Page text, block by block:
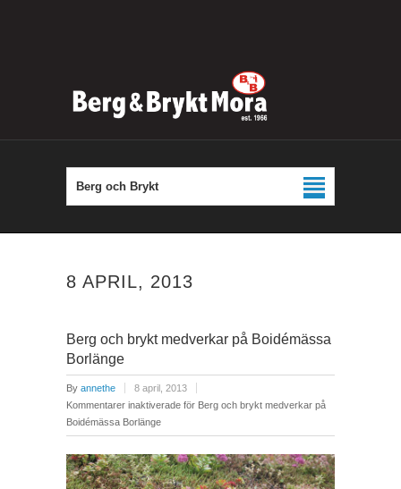
Berg och Brykt
8 APRIL, 2013
Berg och brykt medverkar på Boidémässa
Borlänge
By annethe
8 april, 2013
Kommentarer inaktiverade för Berg och brykt medverkar på
Boidémässa Borlänge